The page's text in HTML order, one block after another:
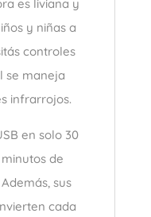
es liviana y
y niñas a
controles
se maneja
infrarrojos.
en solo 30
de
sus
cada